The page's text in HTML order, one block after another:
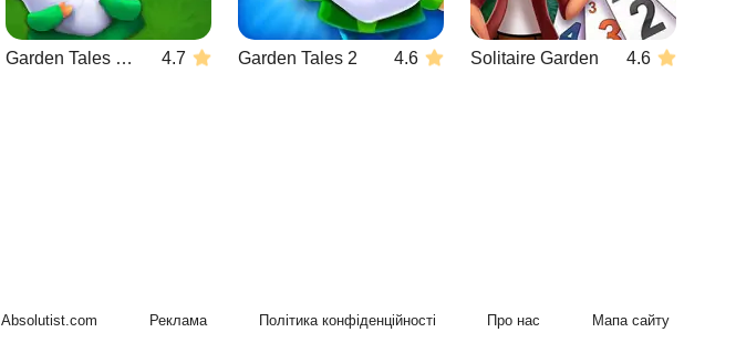
Garden Tales Mahjong 4.7 Garden Tales 2 4.6 Solitaire Garden 4.6
Absolutist.com Реклама Політика конфіденційності Про нас Мапа сайту